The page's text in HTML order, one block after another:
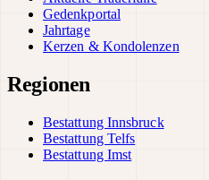
Gedenkportal
Jahrtage
Kerzen & Kondolenzen
Regionen
Bestattung Innsbruck
Bestattung Telfs
Bestattung Imst